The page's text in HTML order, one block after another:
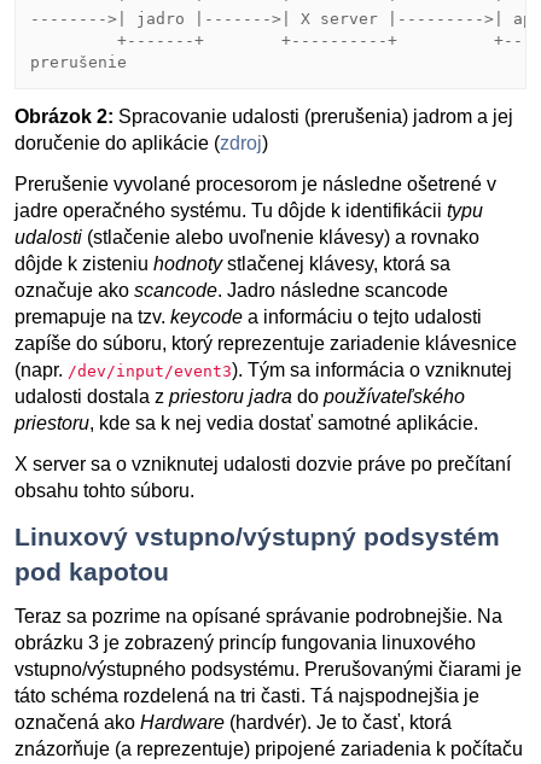
-------->| jadro |------->| X server |--------->|
+-------+        +----------+
Obrázok 2: Spracovanie udalosti (prerušenia) jadrom a jej
doručenie do aplikácie (zdroj)
Prerušenie vyvolané procesorom je následne ošetrené v
jadre operačného systému. Tu dôjde k identifikácii typu
udalosti (stlačenie alebo uvoľnenie klávesy) a rovnako
dôjde k zisteniu hodnotystlačenej klávesy, ktorá sa
označuje ako scancode. Jadro následne scancode
premapuje na tzv. keycode a informáciu o tejto udalosti
zapíše do súboru, ktorý reprezentuje zariadenie klávesnice
(napr. /dev/input/event3). Tým sa informácia o vzniknutej
udalosti dostala z priestoru jadra do používateľského
priestoru, kde sa k nej vedia dostať samotné aplikácie.
X server sa o vzniknutej udalosti dozvie práve po prečítaní
obsahu tohto súboru.
Linuxový vstupno/výstupný podsystém
pod kapotou
Teraz sa pozrime na opísané správanie podrobnejšie. Na
obrázku 3 je zobrazený princíp fungovania linuxového
vstupno/výstupného podsystému. Prerušovanými čiarami je
táto schéma rozdelená na tri časti. Tá najspodnejšia je
označená ako Hardware (hardvér). Je to časť, ktorá
znázorňuje (a reprezentuje) pripojené zariadenia k počítaču